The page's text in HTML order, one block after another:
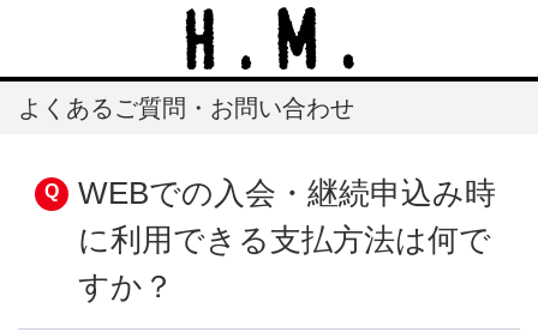
よくあるご質問・お問い合わせ
WEBでの入会・継続申込み時
に利用できる支払方法は何で
すか？